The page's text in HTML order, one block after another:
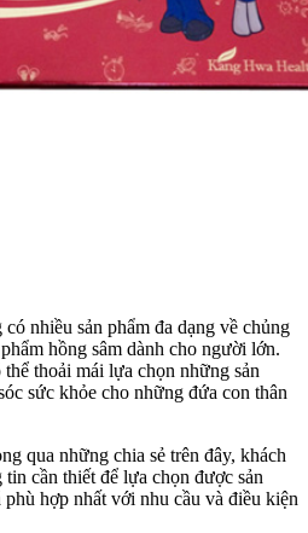
nhiều sản phẩm đa dạng về chủng
hồng sâm dành cho người lớn.
thoải mái lựa chọn những sản
sức khỏe cho những đứa con thân
qua những chia sẻ trên đây, khách
cần thiết để lựa chọn được sản
hợp nhất với nhu cầu và điều kiện